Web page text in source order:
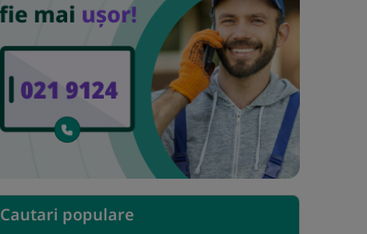
Cautari populare